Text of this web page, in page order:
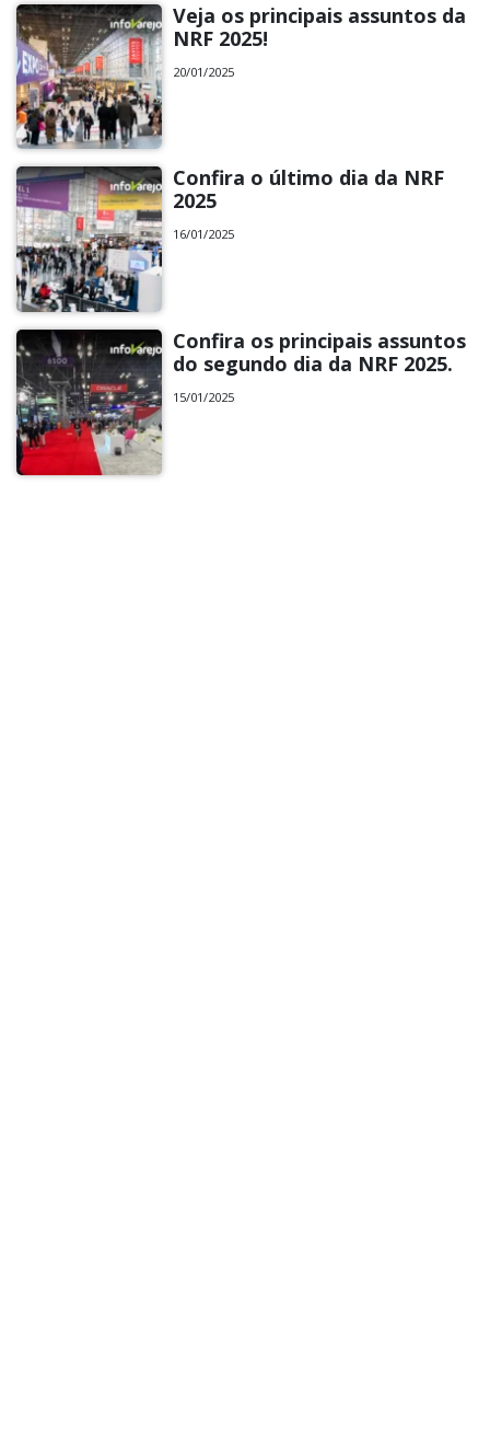
Veja os principais assuntos da
NRF 2025!
20/01/2025
Confira o último dia da NRF
2025
16/01/2025
Confira os principais assuntos
do segundo dia da NRF 2025.
15/01/2025